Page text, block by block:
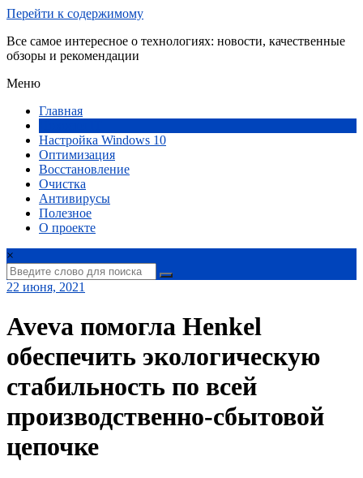
Перейти к содержимому
Все самое интересное о технологиях: новости, качественные
обзоры и рекомендации
Меню
Главная
Настройка Windows 10
Оптимизация
Восстановление
Очистка
Антивирусы
Полезное
О проекте
×
22 июня, 2021
Aveva помогла Henkel
обеспечить экологическую
стабильность по всей
производственно-сбытовой
цепочке